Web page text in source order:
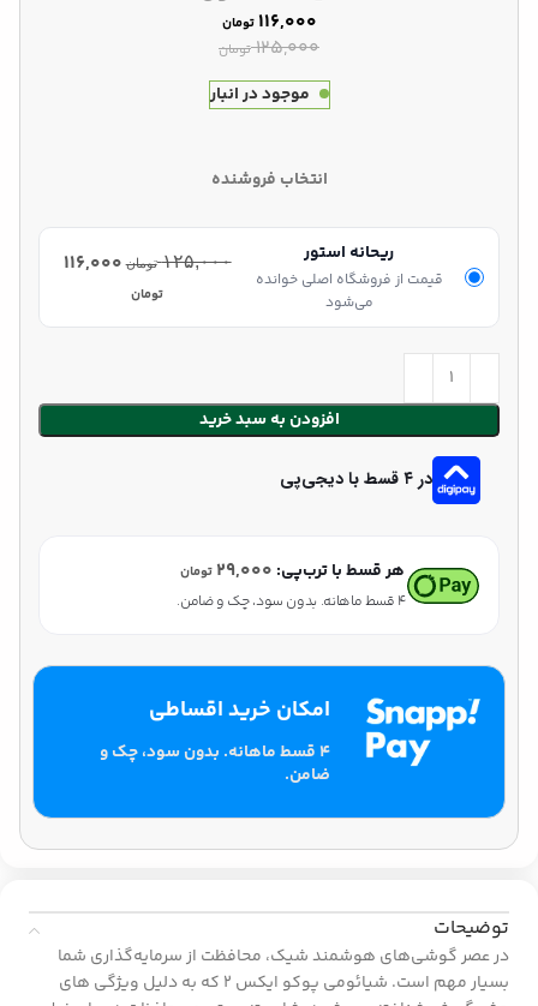
۱۲۵,۰۰۰ تومان
۱۱۶,۰۰۰ تومان
موجود در انبار
انتخاب فروشنده
ریحانه استور
قیمت از فروشگاه اصلی خوانده
می‌شود
۱۲۵,۰۰۰ تومان ۱۱۶,۰۰۰
تومان
افزودن به سبد خرید
در ۴ قسط با دیجی‌پی
هر قسط با ترب‌پی: ۲۹,۰۰۰ تومان
۴ قسط ماهانه. بدون سود، چک و ضامن.
امکان خرید اقساطی
۴ قسط ماهانه. بدون سود، چک و
ضامن.
توضیحات
در عصر گوشی‌های هوشمند شیک، محافظت از سرمایه‌گذاری شما
بسیار مهم است. شیائومی پوکو ایکس 2 که به دلیل ویژگی های